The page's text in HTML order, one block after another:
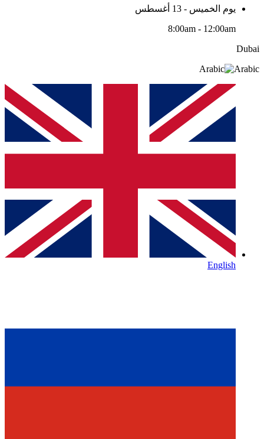
يوم الخميس - 13 أغسطس
8:00am - 12:00am
Dubai
Arabic
English